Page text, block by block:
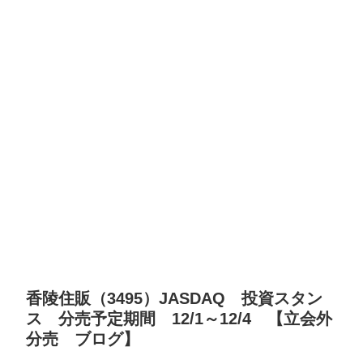
香陵住販（3495）JASDAQ 投資スタン
ス 分売予定期間 12/1～12/4 【立会外
分売 ブログ】